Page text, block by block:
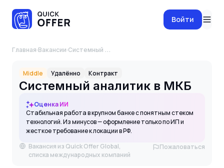
Войти
Главная·Вакансии· Системный аналитик в МКБ
Middle Удалённо Контракт
Системный аналитик в МКБ
Оценка ИИ
Стабильная работа в крупном банке с понятным стеком
технологий. Из минусов — оформление только по ИП и
жесткое требование к локации в РФ.
Вакансия из Quick Offer Global,
списка международных компаний
Пожаловаться